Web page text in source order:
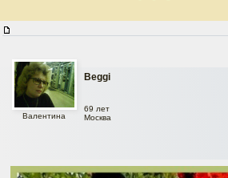
Beggi
Валентина
69 лет
Москва